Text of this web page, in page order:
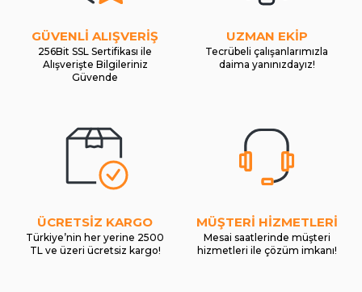
GÜVENLİ ALIŞVERİŞ
256Bit SSL Sertifikası ile
Alışverişte Bilgileriniz
Güvende
UZMAN EKİP
Tecrübeli çalışanlarımızla
daima yanınızdayız!
ÜCRETSİZ KARGO
Türkiye’nin her yerine 2500
TL ve üzeri ücretsiz kargo!
MÜŞTERİ HİZMETLERİ
Mesai saatlerinde müşteri
hizmetleri ile çözüm imkanı!